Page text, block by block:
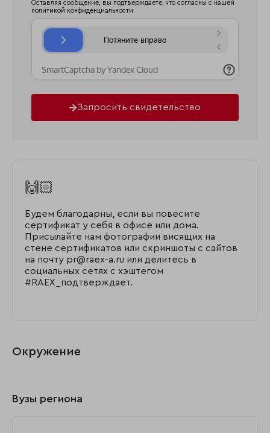
Оставляя сообщение, вы подтверждаете, что согласны с нашей
политикой конфиденциальности
Запросить свидетельство
🙌🏻
Будем благодарны, если вы повесите
сертификат у себя в офисе или дома.
Присылайте нам фотографии висящих на
стене сертификатов или скриншоты с сайтов
на почту pr@raex-a.ru или делитесь в
социальных сетях с хэштегом
#RAEX_подтверждает.
Окружение
Вузы региона